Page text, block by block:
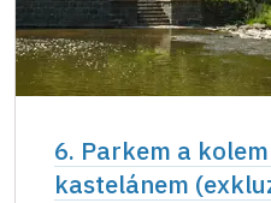
6. Parkem a
kastelánem